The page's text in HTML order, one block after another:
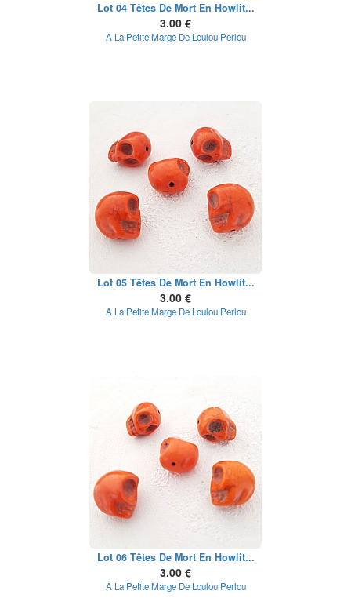
Lot 04 Têtes De Mort En Howlit...
3.00 €
A La Petite Marge De Loulou Perlou
Lot 05 Têtes De Mort En Howlit...
3.00 €
A La Petite Marge De Loulou Perlou
Lot 06 Têtes De Mort En Howlit...
3.00 €
A La Petite Marge De Loulou Perlou